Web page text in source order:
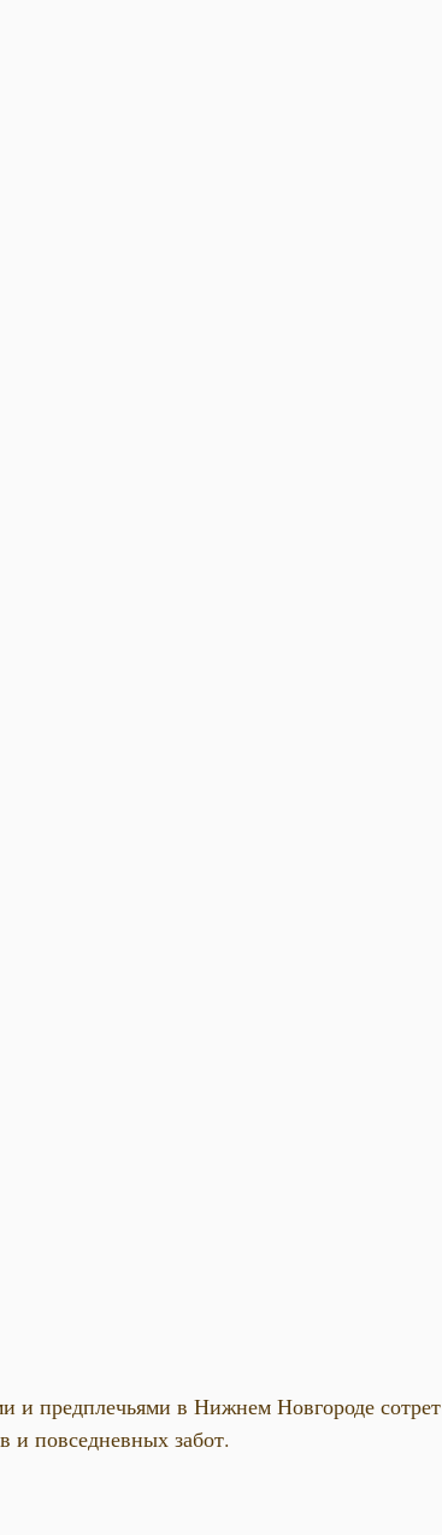
и предплечьями в Нижнем Новгороде сотрет
и повседневных забот.